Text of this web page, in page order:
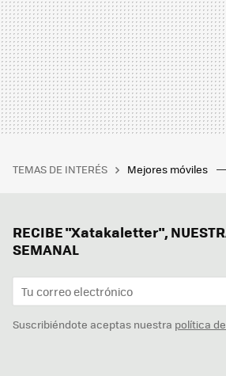
TEMAS DE INTERÉS Mejores móviles
RECIBE "Xatakaletter",
SEMANAL
Suscribiéndote aceptas nuestra política